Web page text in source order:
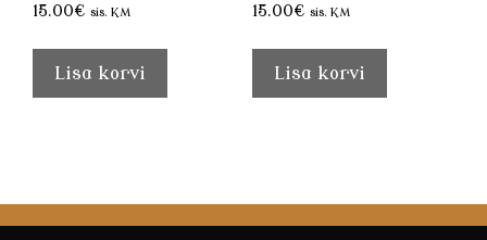
15.00€ sis. KM
Lisa korvi
15.00€ sis. KM
Lisa korvi